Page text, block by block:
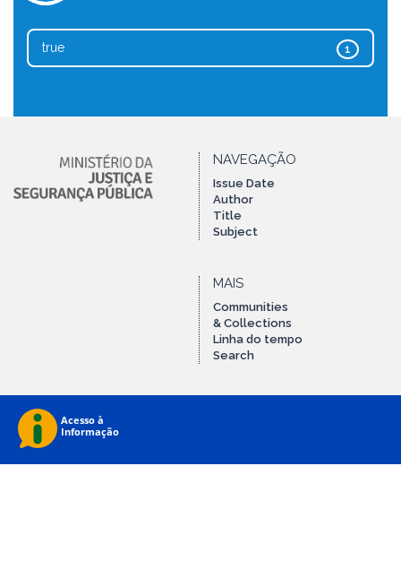
1
true
NAVEGAÇÃO
Issue Date
Author
Title
Subject
MAIS
Communities
& Collections
Linha do tempo
Search